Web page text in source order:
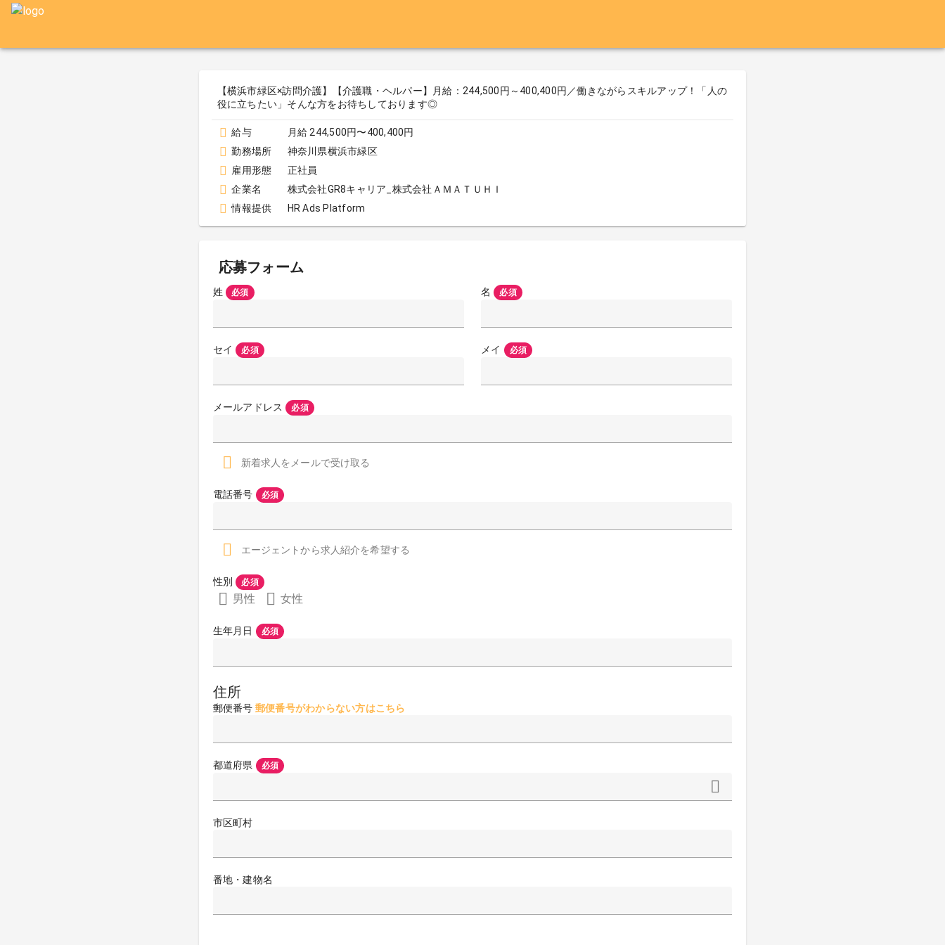
【横浜市緑区×訪問介護】【介護職・ヘルパー】月給：244,500円～400,400円／働きながらスキルアップ！「人の
役に立ちたい」そんな方をお待ちしております◎
給与
月給 244,500円〜400,400円
勤務場所
神奈川県横浜市緑区
雇用形態
正社員
企業名
株式会社GR8キャリア_株式会社ＡＭＡＴＵＨＩ
情報提供
HR Ads Platform
応募フォーム
姓 必須 名 必須
セイ 必須 メイ 必須
メールアドレス 必須
新着求人をメールで受け取る
電話番号 必須
エージェントから求人紹介を希望する
性別 必須
男性 女性
生年月日 必須
住所
郵便番号 郵便番号がわからない方はこちら
都道府県 必須
市区町村
番地・建物名